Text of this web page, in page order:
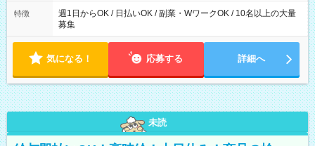
特徴
週1日からOK / 日払いOK / 副業・WワークOK / 10名以上の大量
募集
気になる！ 応募する 詳細へ
未読